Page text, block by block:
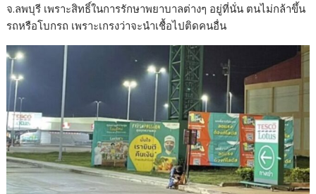
จ.ลพบุรี เพราะสิทธิ์ในการรักษาพยาบาลต่างๆ อยู่ที่นั่น ตนไม่กล้าขึ้น
รถหรือโบกรถ เพราะเกรงว่าจะนำเชื้อไปติดคนอื่น